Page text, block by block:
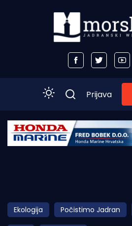
Početna
Obala
Otoci
Prijava
Ekologija Počistimo Jadran